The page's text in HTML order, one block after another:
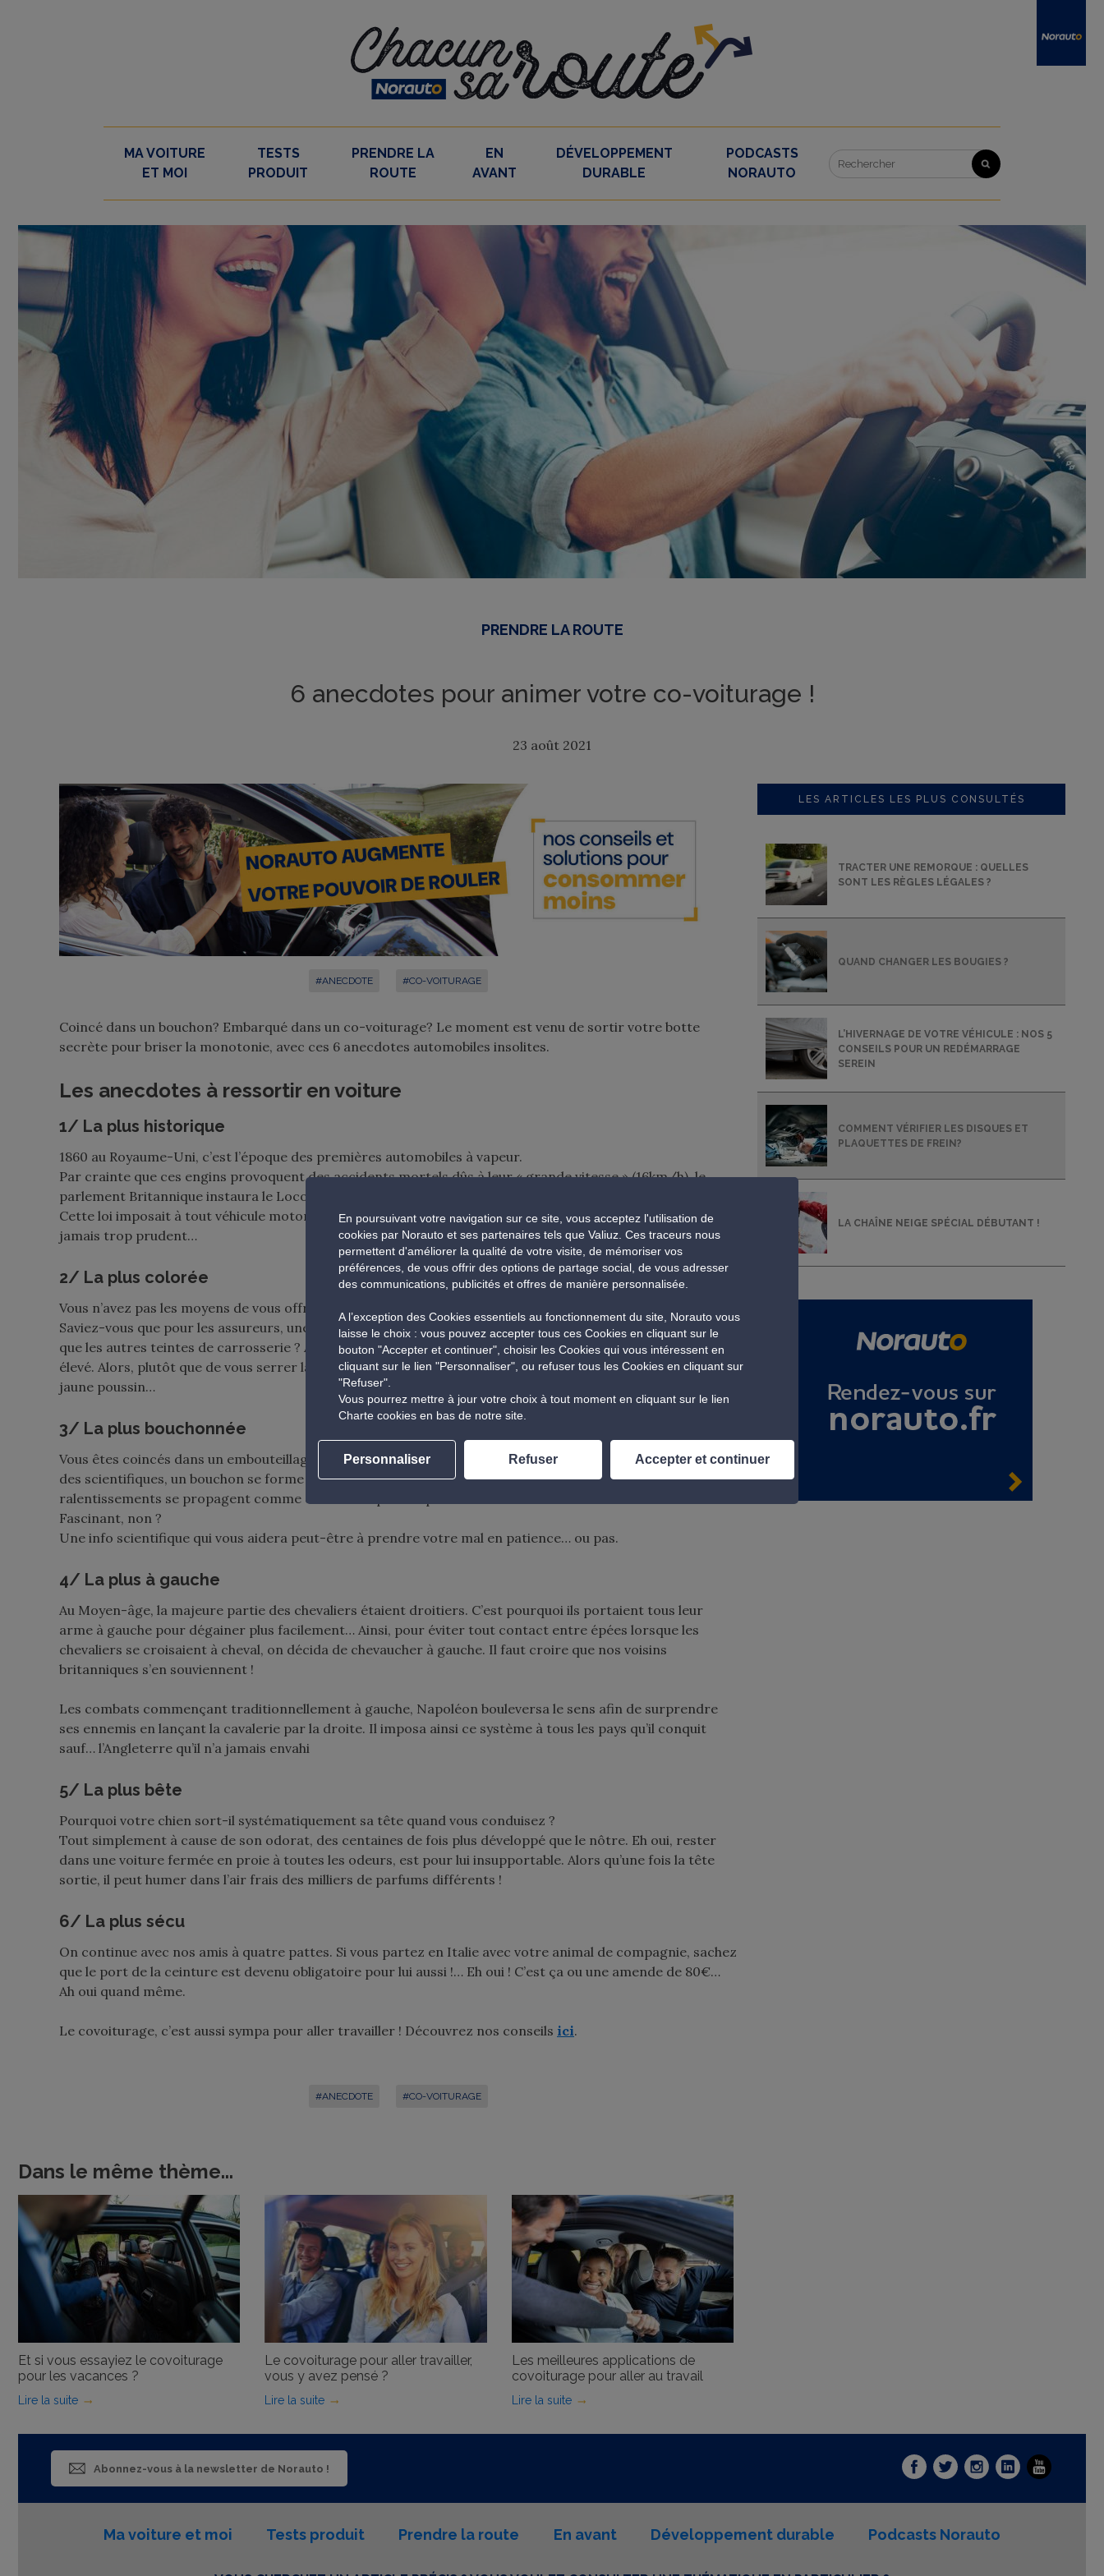
MA VOITURE
ET MOI
TESTS
PRODUIT
PRENDRE LA
ROUTE
EN
AVANT
DÉVELOPPEMENT
DURABLE
PODCASTS
NORAUTO
PRENDRE LA ROUTE
6 anecdotes pour animer votre co-voiturage !
23 août 2021
#ANECDOTE #CO-VOITURAGE
Coincé dans un bouchon? Embarqué dans un co-voiturage? Le moment est venu de sortir votre botte
secrète pour briser la monotonie, avec ces 6 anecdotes automobiles insolites.
Les anecdotes à ressortir en voiture
1/ La plus historique
1860 au Royaume-Uni, c’est l’époque des premières automobiles à vapeur.
Par crainte que ces engins provoquent des accidents mortels dûs à leur « grande vitesse » (16km/h), le
parlement Britannique instaura le Locomotives Act.
Cette loi imposait à tout véhicule motorisé d’être précédé d’un piéton agitant un drapeau rouge. On n’est
jamais trop prudent…
2/ La plus colorée
Vous n’avez pas les moyens de vous offrir une Ferrari mais vous adorez son rouge flamboyant ?
Saviez-vous que pour les assureurs, une voiture de couleur rouge a plus de chance d’avoir des accidents
que les autres teintes de carrosserie ? Ainsi, le coût pour assurer un véhicule de cette couleur sera plus
élevé. Alors, plutôt que de vous serrer la ceinture, choisissez votre carrosse en noir, en gris, en blanc, en
jaune poussin…
3/ La plus bouchonnée
Vous êtes coincés dans un embouteillage ? C’est le moment de vous rappeler pourquoi vous êtes là. Selon
des scientifiques, un bouchon se forme à cause de véhicules qui freinent trop brusquement. D’après eux, les
ralentissements se propagent comme des ondes qui se répercutent sur tous les véhicules à l’arrière…
Fascinant, non ?
Une info scientifique qui vous aidera peut-être à prendre votre mal en patience… ou pas.
4/ La plus à gauche
Au Moyen-âge, la majeure partie des chevaliers étaient droitiers. C’est pourquoi ils portaient tous leur
arme à gauche pour dégainer plus facilement… Ainsi, pour éviter tout contact entre épées lorsque les
chevaliers se croisaient à cheval, on décida de chevaucher à gauche. Il faut croire que nos voisins
britanniques s’en souviennent !
Les combats commençant traditionnellement à gauche, Napoléon bouleversa le sens afin de surprendre
ses ennemis en lançant la cavalerie par la droite. Il imposa ainsi ce système à tous les pays qu’il conquit
sauf… l’Angleterre qu’il n’a jamais envahi
5/ La plus bête
Pourquoi votre chien sort-il systématiquement sa tête quand vous conduisez ?
Tout simplement à cause de son odorat, des centaines de fois plus développé que le nôtre. Eh oui, rester
dans une voiture fermée en proie à toutes les odeurs, est pour lui insupportable. Alors qu’une fois la tête
sortie, il peut humer dans l’air frais des milliers de parfums différents !
6/ La plus sécu
On continue avec nos amis à quatre pattes. Si vous partez en Italie avec votre animal de compagnie, sachez
que le port de la ceinture est devenu obligatoire pour lui aussi !… Eh oui ! C’est ça ou une amende de 80€…
Ah oui quand même.
Le covoiturage, c’est aussi sympa pour aller travailler ! Découvrez nos conseils ici.
#ANECDOTE #CO-VOITURAGE
LES ARTICLES LES PLUS CONSULTÉS
TRACTER UNE REMORQUE : QUELLES
SONT LES RÈGLES LÉGALES ?
QUAND CHANGER LES BOUGIES ?
L’HIVERNAGE DE VOTRE VÉHICULE : NOS 5
CONSEILS POUR UN REDÉMARRAGE
SEREIN
COMMENT VÉRIFIER LES DISQUES ET
PLAQUETTES DE FREIN?
LA CHAÎNE NEIGE SPÉCIAL DÉBUTANT !
Dans le même thème...
Et si vous essayiez le covoiturage
pour les vacances ?
Lire la suite
Le covoiturage pour aller travailler,
vous y avez pensé ?
Lire la suite
Les meilleures applications de
covoiturage pour aller au travail
Lire la suite
Abonnez-vous à la newsletter de Norauto !
Ma voiture et moi Tests produit Prendre la route En avant Développement durable Podcasts Norauto
En poursuivant votre navigation sur ce site, vous acceptez l'utilisation de
cookies par Norauto et ses partenaires tels que Valiuz. Ces traceurs nous
permettent d'améliorer la qualité de votre visite, de mémoriser vos
préférences, de vous offrir des options de partage social, de vous adresser
des communications, publicités et offres de manière personnalisée.
A l’exception des Cookies essentiels au fonctionnement du site, Norauto vous
laisse le choix : vous pouvez accepter tous ces Cookies en cliquant sur le
bouton "Accepter et continuer", choisir les Cookies qui vous intéressent en
cliquant sur le lien "Personnaliser", ou refuser tous les Cookies en cliquant sur
"Refuser".
Vous pourrez mettre à jour votre choix à tout moment en cliquant sur le lien
Charte cookies en bas de notre site.
Personnaliser Refuser Accepter et continuer